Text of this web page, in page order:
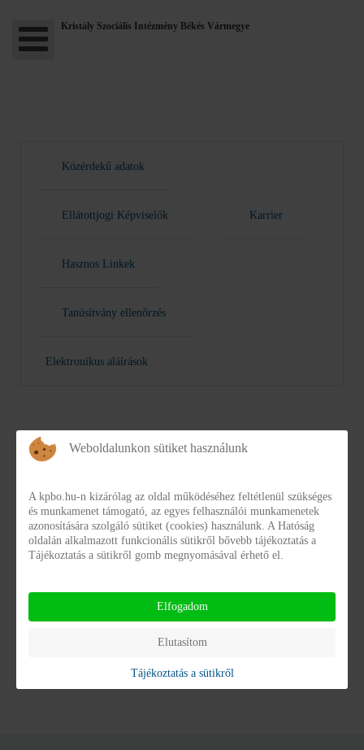
Kristály Szociális Intézmény Békés Vármegye
Közérdekű adatok
Ellátottjogi Képviselők Karrier
Hasznos Linkek
Tanúsítvány ellenőrzés
Elektronikus aláírások
Letöltések
Weboldalunkon sütiket használunk
A kpbo.hu-n kizárólag az oldal működéséhez feltétlenül szükséges
és munkamenet támogató, az egyes felhasználói munkamenetek
azonosítására szolgáló sütiket (cookies) használunk. A Hatóság
oldalán alkalmazott funkcionális sütikről bővebb tájékoztatás a
Tájékoztatás a sütikről gomb megnyomásával érhető el.
Elfogadom
Elutasítom
Tájékoztatás a sütikről